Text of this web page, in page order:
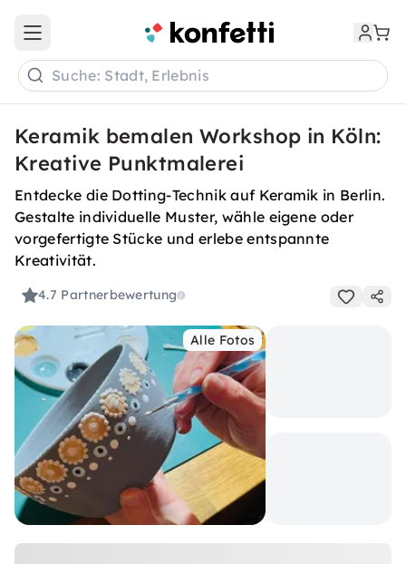
Open main menu
Suche: Stadt, Erlebnis
Keramik bemalen Workshop in Köln:
Kreative Punktmalerei
Entdecke die Dotting-Technik auf Keramik in Berlin.
Gestalte individuelle Muster, wähle eigene oder
vorgefertigte Stücke und erlebe entspannte
Kreativität.
4.7 Partnerbewertung
Alle Fotos